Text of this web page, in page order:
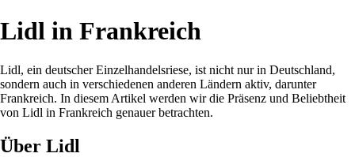
Lidl in Frankreich
Lidl, ein deutscher Einzelhandelsriese, ist nicht nur in Deutschland,
sondern auch in verschiedenen anderen Ländern aktiv, darunter
Frankreich. In diesem Artikel werden wir die Präsenz und Beliebtheit
von Lidl in Frankreich genauer betrachten.
Über Lidl